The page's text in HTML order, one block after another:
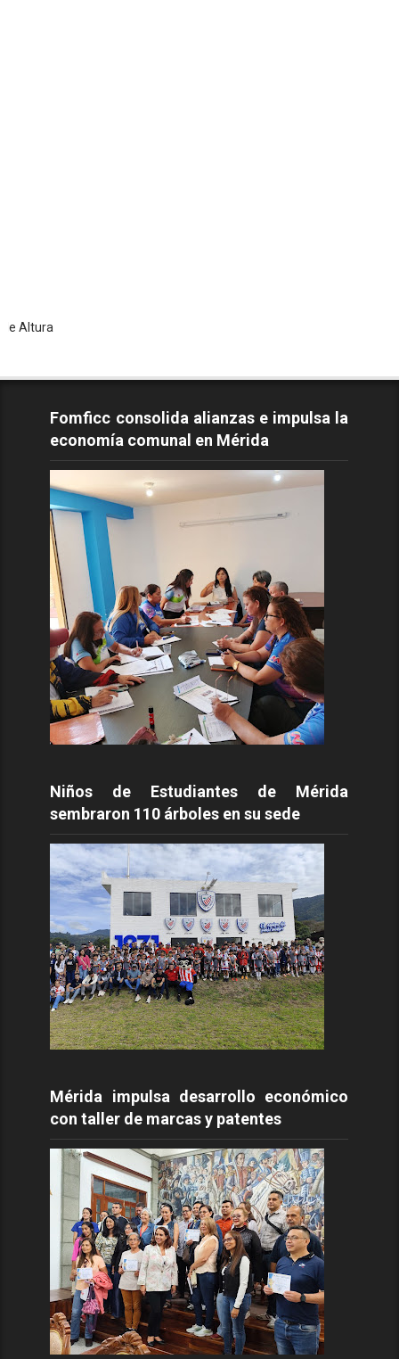
Fomficc consolida alianzas e impulsa la
economía comunal en Mérida
Niños de Estudiantes de Mérida
sembraron 110 árboles en su sede
Mérida impulsa desarrollo económico
con taller de marcas y patentes